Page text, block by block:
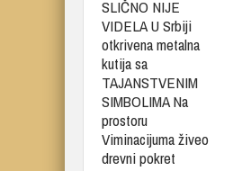
SLIČNO NIJE
VIDELA U Srbiji
otkrivena metalna
kutija sa
TAJANSTVENIM
SIMBOLIMA Na
prostoru
Viminacijuma živeo
drevni pokret